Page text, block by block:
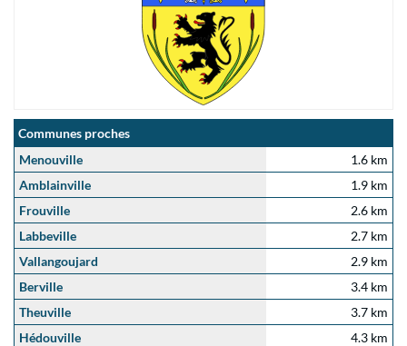
Communes proches
Menouville
1.6 km
Amblainville
1.9 km
Frouville
2.6 km
Labbeville
2.7 km
Vallangoujard
2.9 km
Berville
3.4 km
Theuville
3.7 km
Hédouville
4.3 km